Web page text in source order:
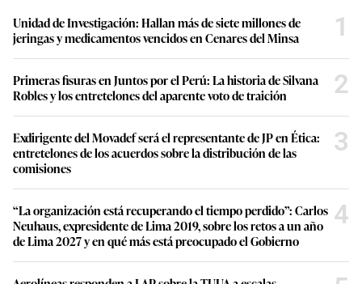
Unidad de Investigación: Hallan más de siete millones de
jeringas y medicamentos vencidos en Cenares del Minsa
1
Primeras fisuras en Juntos por el Perú: La historia de Silvana
Robles y los entretelones del aparente voto de traición
2
Exdirigente del Movadef será el representante de JP en Ética:
entretelones de los acuerdos sobre la distribución de las
comisiones
3
“La organización está recuperando el tiempo perdido”: Carlos
Neuhaus, expresidente de Lima 2019, sobre los retos a un año
de Lima 2027 y en qué más está preocupado el Gobierno
4